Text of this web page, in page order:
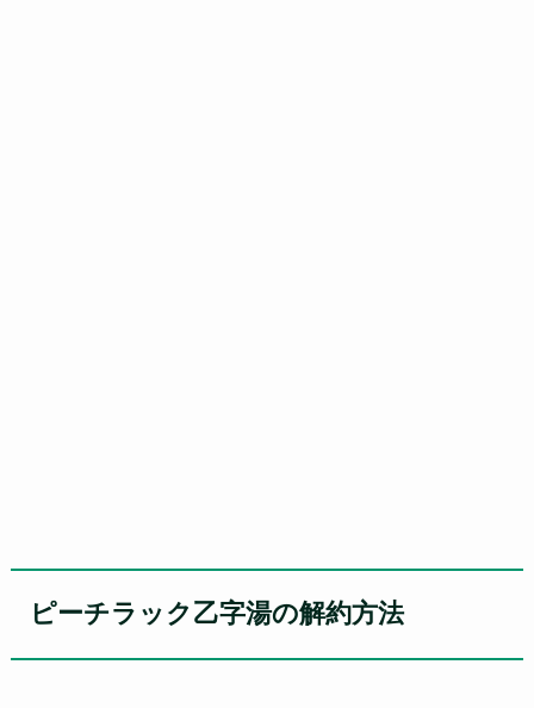
ピーチラック乙字湯の解約方法